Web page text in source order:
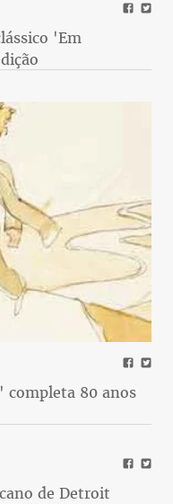
'Em
completa 80 anos
de Detroit